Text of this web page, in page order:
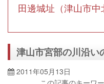
田邊城址（津山市
津山市宮部の川沿い
2011年05月13日